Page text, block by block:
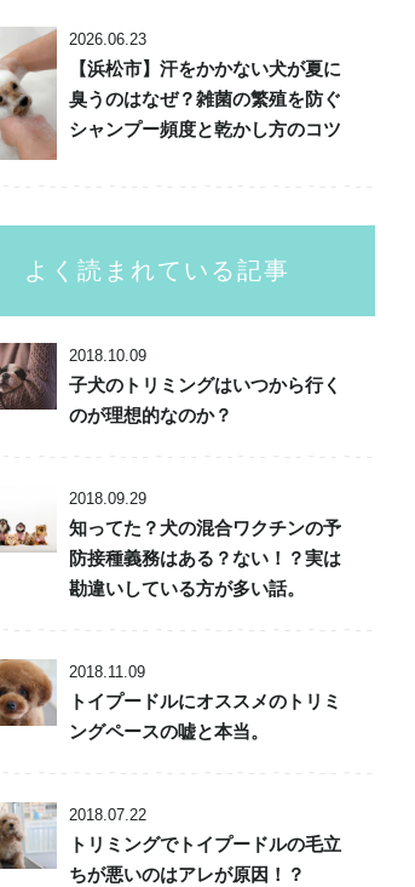
2026.06.23
【浜松市】汗をかかない犬が夏に
臭うのはなぜ？雑菌の繁殖を防ぐ
シャンプー頻度と乾かし方のコツ
よく読まれている記事
2018.10.09
子犬のトリミングはいつから行く
のが理想的なのか？
2018.09.29
知ってた？犬の混合ワクチンの予
防接種義務はある？ない！？実は
勘違いしている方が多い話。
2018.11.09
トイプードルにオススメのトリミ
ングペースの嘘と本当。
2018.07.22
トリミングでトイプードルの毛立
ちが悪いのはアレが原因！？